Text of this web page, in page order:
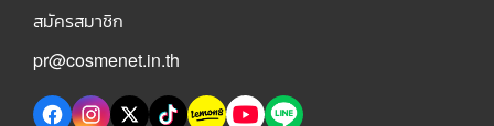
สมัครสมาชิก
pr@cosmenet.in.th